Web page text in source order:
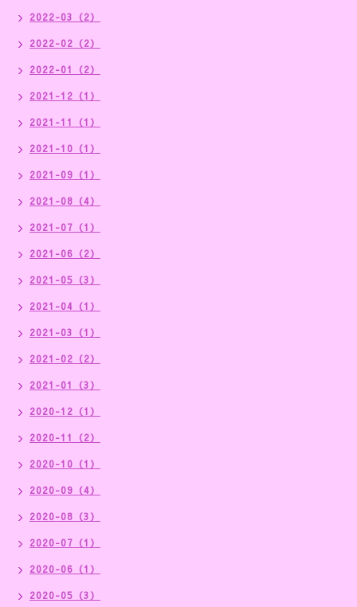
2022-03（2）
2022-02（2）
2022-01（2）
2021-12（1）
2021-11（1）
2021-10（1）
2021-09（1）
2021-08（4）
2021-07（1）
2021-06（2）
2021-05（3）
2021-04（1）
2021-03（1）
2021-02（2）
2021-01（3）
2020-12（1）
2020-11（2）
2020-10（1）
2020-09（4）
2020-08（3）
2020-07（1）
2020-06（1）
2020-05（3）